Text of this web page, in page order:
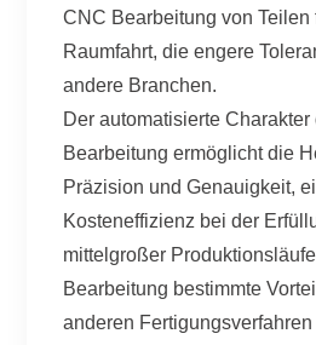
CNC Bearbeitung von Teilen
Raumfahrt, die engere
andere Branchen.
Der automatisierte
Bearbeitung ermöglicht die
Präzision und Genauigkeit,
Kosteneffizienz bei der
mittelgroßer
Bearbeitung bestimmte
anderen